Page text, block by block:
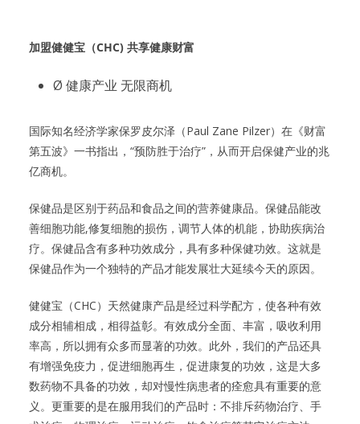
加盟健健宝（CHC) 共享健康财富
Ø 健康产业 无限商机
国际知名经济学家保罗皮尔泽（Paul Zane Pilzer）在《财富
第五波》一书指出，“预防胜于治疗”，从而开启保健产业的兆
亿商机。
保健品是区别于药品和食品之间的营养健康品。保健品能改
善细胞功能,修复细胞的损伤，调节人体的机能，协助疾病治
疗。保健品含有多种功效成分，具有多种保健功效。这就是
保健品作为一个独特的产品才能发展壮大延续今天的原因。
健健宝（CHC）天然健康产品是经过科学配方，使各种有效
成分相辅相成，相得益彰。有效成分全面、丰富，吸收利用
率高，所以拥有众多而显著的功效。此外，我们的产品还具
有增强免疫力，促进细胞再生，促进康复的功效，这是大多
数药物不具备的功效，却对慢性病患者的痊愈具有重要的意
义。更重要的是在服用我们的产品时：不排斥药物治疗、手